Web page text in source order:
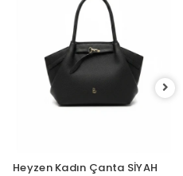
Heyzen Kadın Çanta SİYAH